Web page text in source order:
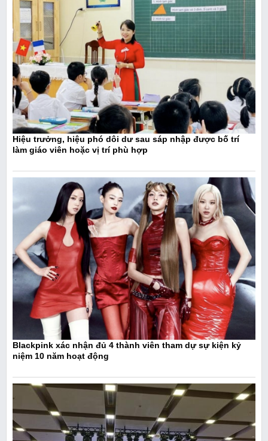
Hiệu trưởng, hiệu phó dôi dư sau sáp nhập được bố trí
làm giáo viên hoặc vị trí phù hợp
Blackpink xác nhận đủ 4 thành viên tham dự sự kiện kỷ
niệm 10 năm hoạt động